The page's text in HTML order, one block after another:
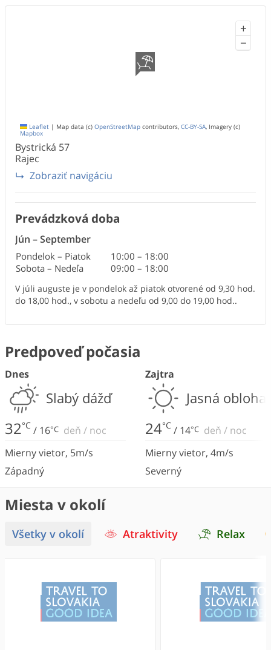
+
−
Leaflet | Map data (c) OpenStreetMap contributors, CC-BY-SA, Imagery (c)
Mapbox
Bystrická 57
Rajec
Zobraziť navigáciu
Prevádzková doba
Jún –September
Pondelok – Piatok 10:00 – 18:00
Sobota – Nedeľa
09:00 – 18:00
V júli auguste je v pondelok až piatok otvorené od 9,30 hod.
do 18,00 hod., v sobotu a nedeľu od 9,00 do 19,00 hod..
Predpoveď počasia
Dnes
Slabý dážď
32°C / 16°C deň / noc
Mierny vietor, 5m/s
Západný
Zajtra
Jasná obloha
24°C / 14°C deň / noc
Mierny vietor, 4m/s
Severný
Miesta v okolí
Všetky v okolí Atraktivity Relax